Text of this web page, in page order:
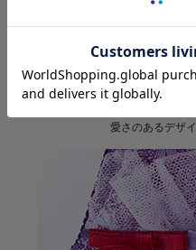
愛さのあるデザ